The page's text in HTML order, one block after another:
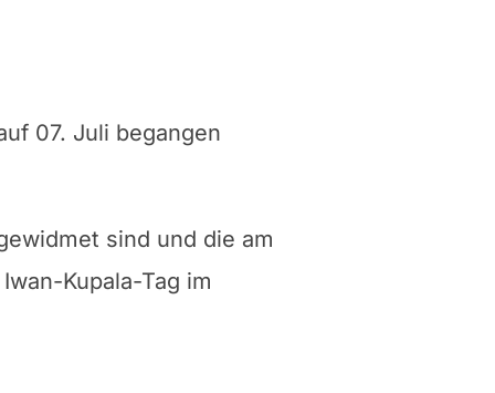
07. Juli begangen
sind und die am
Kupala-Tag im